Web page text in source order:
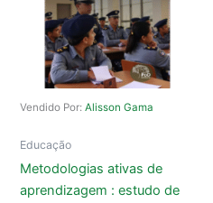
Vendido Por: Alisson Gama
Educação
Metodologias ativas de
aprendizagem : estudo de